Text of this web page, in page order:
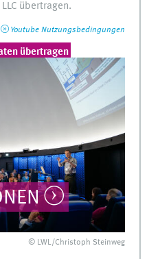
LLC übertragen.
Youtube Nutzungsbedingungen
übertragen
© LWL/Christoph Steinweg